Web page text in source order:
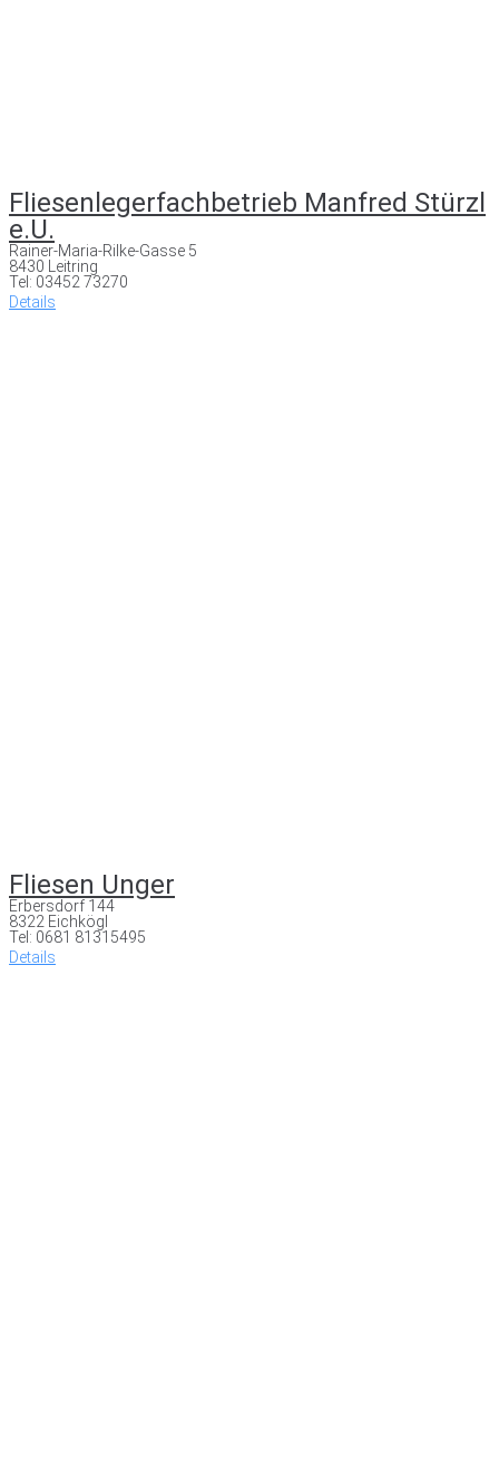
Fliesenlegerfachbetrieb Manfred Stürzl
e.U.
Rainer-Maria-Rilke-Gasse 5
8430 Leitring
Tel: 03452 73270
Details
Fliesen Unger
Erbersdorf 144
8322 Eichkögl
Tel: 0681 81315495
Details